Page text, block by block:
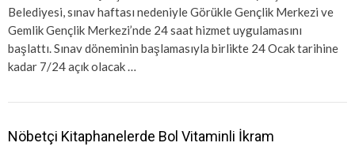
Belediyesi, sınav haftası nedeniyle Görükle Gençlik Merkezi ve
Gemlik Gençlik Merkezi’nde 24 saat hizmet uygulamasını
başlattı. Sınav döneminin başlamasıyla birlikte 24 Ocak tarihine
kadar 7/24 açık olacak …
Nöbetçi Kitaphanelerde Bol Vitaminli İkram